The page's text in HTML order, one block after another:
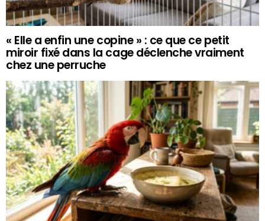
« Elle a enfin une copine » : ce que ce petit
miroir fixé dans la cage déclenche vraiment
chez une perruche